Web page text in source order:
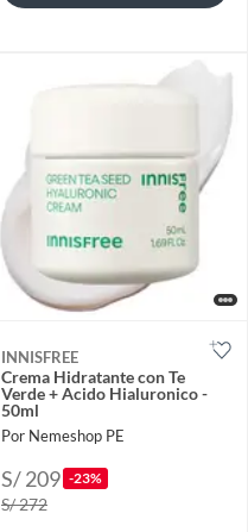
INNISFREE
Crema Hidratante con Te
Verde + Acido Hialuronico -
50ml
Por Nemeshop PE
S/ 209 -23%
S/ 272